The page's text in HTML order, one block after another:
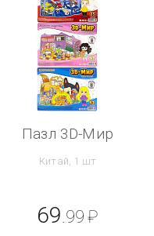
Пазл 3D-Мир
Китай, 1 шт
69 .99 ₽